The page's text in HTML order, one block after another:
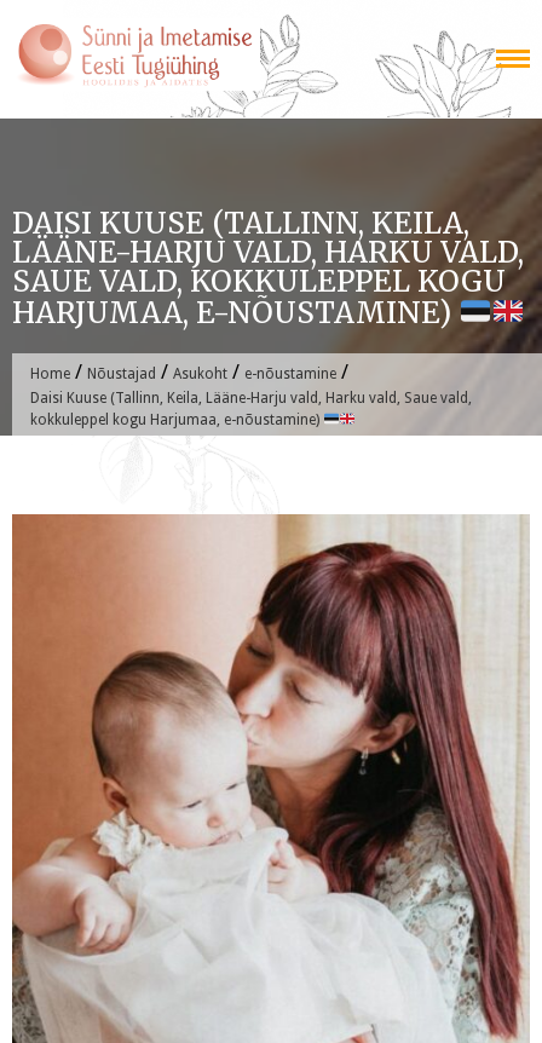
content
DAISI KUUSE (TALLINN, KEILA,
LÄÄNE-HARJU VALD, HARKU VALD,
SAUE VALD, KOKKULEPPEL KOGU
HARJUMAA, E-NÕUSTAMINE)
Home / Nõustajad / Asukoht / e-nõustamine /
Daisi Kuuse (Tallinn, Keila, Lääne-Harju vald, Harku vald, Saue vald,
kokkuleppel kogu Harjumaa, e-nõustamine)